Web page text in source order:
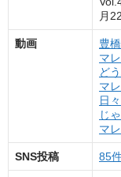
月
動画
豊
マ
ど
マ
日々
じ
マ
SNS投稿 85